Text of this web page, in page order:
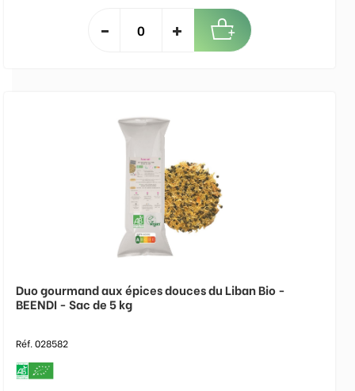
Duo gourmand aux épices douces du Liban Bio -
BEENDI - Sac de 5 kg
Réf. 028582